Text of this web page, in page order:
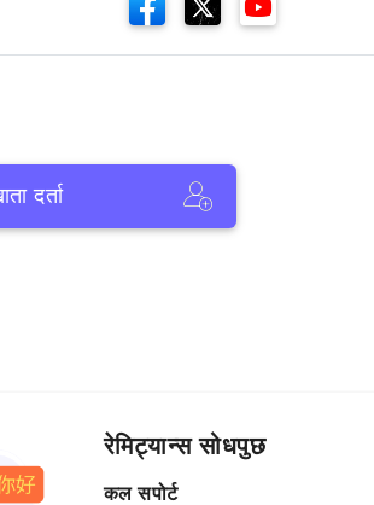
दर्ता
रेमिट्यान्स सोधपुछ
कल सपोर्ट